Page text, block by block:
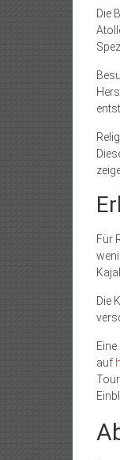
Die
Für
Die
auf